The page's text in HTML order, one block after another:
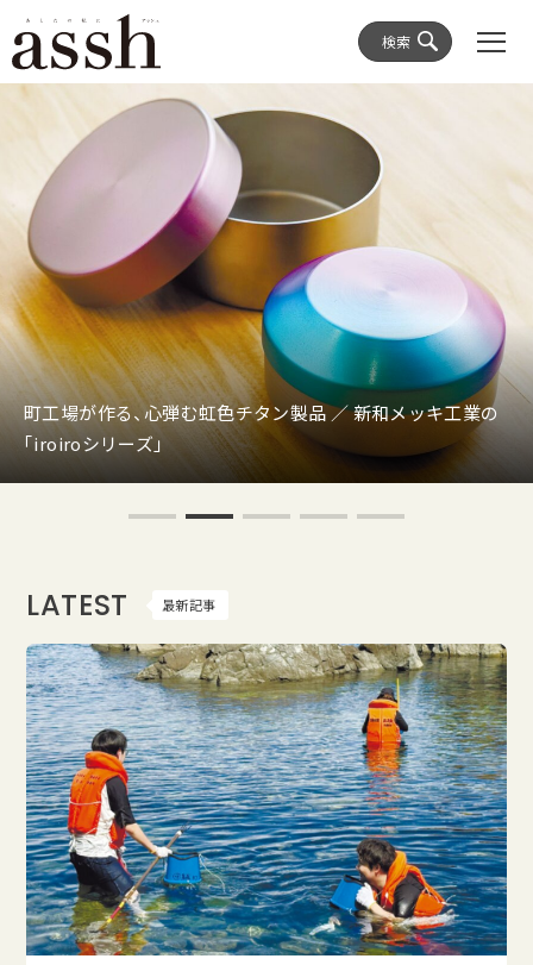
検索
町工場が作る、心弾む虹色チタン製品 ／ 新和メッキ工業の
「iroiroシリーズ」
LATEST 最新記事